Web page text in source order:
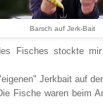
Barsch auf Jerk-Bait
Fisches stockte
Jerkbait auf
Fische waren beim